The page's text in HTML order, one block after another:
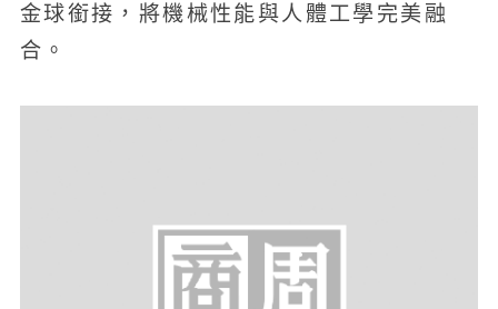
金球銜接，將機械性能與人體工學完美融
合。